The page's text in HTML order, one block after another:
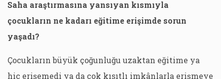
Saha araştırmasına yansıyan kısmıyla
çocukların ne kadarı eğitime erişimde sorun
yaşadı?
Çocukların büyük çoğunluğu uzaktan eğitime ya
hiç erişemedi ya da çok kısıtlı imkânlarla erişmeye